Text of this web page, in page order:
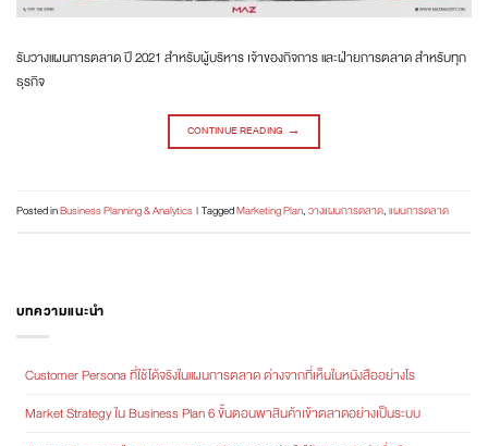
รับวางแผนการตลาด ปี 2021 สำหรับผู้บริหาร เจ้าของกิจการ และฝ่ายการตลาด สำหรับทุก
ธุรกิจ
CONTINUE READING →
Posted inBusiness Planning & Analytics|TaggedMarketing Plan,วางแผนการตลาด,แผนการตลาด
บทความแนะนำ
Customer Persona ที่ใช้ได้จริงในแผนการตลาด ต่างจากที่เห็นในหนังสืออย่างไร
Market Strategy ใน Business Plan 6 ขั้นตอนพาสินค้าเข้าตลาดอย่างเป็นระบบ